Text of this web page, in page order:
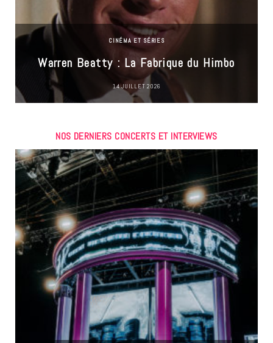
CINÉMA ET SÉRIES
Warren Beatty : La Fabrique du Himbo
14 JUILLET 2026
NOS DERNIERS CONCERTS ET INTERVIEWS